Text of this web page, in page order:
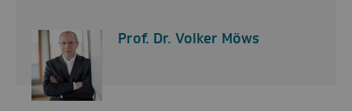
Prof. Dr. Volker Möws